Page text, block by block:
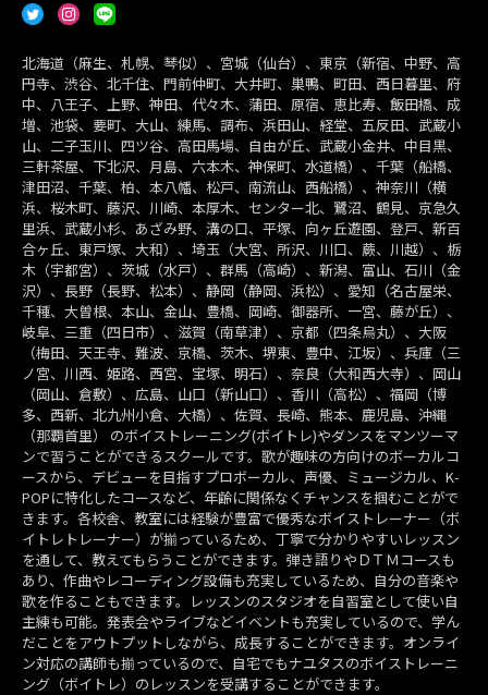
北海道（麻生、札幌、琴似）、宮城（仙台）、東京（新宿、中野、高
円寺、渋谷、北千住、門前仲町、大井町、巣鴨、町田、西日暮里、府
中、八王子、上野、神田、代々木、蒲田、原宿、恵比寿、飯田橋、成
増、池袋、要町、大山、練馬、調布、浜田山、経堂、五反田、武蔵小
山、二子玉川、四ツ谷、高田馬場、自由が丘、武蔵小金井、中目黒、
三軒茶屋、下北沢、月島、六本木、神保町、水道橋）、千葉（船橋、
津田沼、千葉、柏、本八幡、松戸、南流山、西船橋）、神奈川（横
浜、桜木町、藤沢、川崎、本厚木、センター北、鷺沼、鶴見、京急久
里浜、武蔵小杉、あざみ野、溝の口、平塚、向ヶ丘遊園、登戸、新百
合ヶ丘、東戸塚、大和）、埼玉（大宮、所沢、川口、蕨、川越）、栃
木（宇都宮）、茨城（水戸）、群馬（高崎）、新潟、富山、石川（金
沢）、長野（長野、松本）、静岡（静岡、浜松）、愛知（名古屋栄、
千種、大曽根、本山、金山、豊橋、岡崎、御器所、一宮、藤が丘）、
岐阜、三重（四日市）、滋賀（南草津）、京都（四条烏丸）、大阪
（梅田、天王寺、難波、京橋、茨木、堺東、豊中、江坂）、兵庫（三
ノ宮、川西、姫路、西宮、宝塚、明石）、奈良（大和西大寺）、岡山
（岡山、倉敷）、広島、山口（新山口）、香川（高松）、福岡（博
多、西新、北九州小倉、大橋）、佐賀、長崎、熊本、鹿児島、沖縄
（那覇首里） のボイストレーニング(ボイトレ)やダンスをマンツーマ
ンで習うことができるスクールです。歌が趣味の方向けのボーカルコ
ースから、デビューを目指すプロボーカル、声優、ミュージカル、K-
POPに特化したコースなど、年齢に関係なくチャンスを掴むことがで
きます。各校舎、教室には経験が豊富で優秀なボイストレーナー（ボ
イトレトレーナー）が揃っているため、丁寧で分かりやすいレッスン
を通して、教えてもらうことができます。弾き語りやＤＴＭコースも
あり、作曲やレコーディング設備も充実しているため、自分の音楽や
歌を作ることもできます。レッスンのスタジオを自習室として使い自
主練も可能。発表会やライブなどイベントも充実しているので、学ん
だことをアウトプットしながら、成長することができます。オンライ
ン対応の講師も揃っているので、自宅でもナユタスのボイストレーニ
ング（ボイトレ）のレッスンを受講することができます。